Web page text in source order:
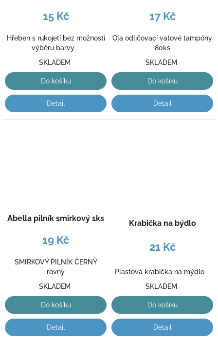
15 Kč
Hřeben s rukojetí bez možností
výběru barvy .
SKLADEM
Do košíku
Detail
17 Kč
Ola odličovací vatové tampóny
80ks
SKLADEM
Do košíku
Detail
Abella pilník smirkový 1ks
19 Kč
SMIRKOVÝ PILNÍK ČERNÝ
rovný
SKLADEM
Do košíku
Detail
Krabička na býdlo
21 Kč
Plastová krabička na mýdlo .
SKLADEM
Do košíku
Detail